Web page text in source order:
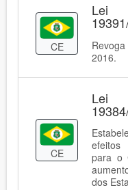
CE
2016.
CE
efeitos
para o
dos